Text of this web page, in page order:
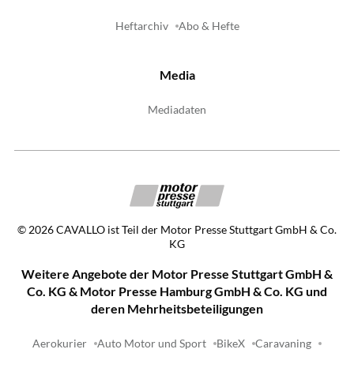
Heftarchiv Abo & Hefte
Media
Mediadaten
© 2026CAVALLO ist Teil der Motor Presse Stuttgart GmbH & Co.
KG
Weitere Angebote der Motor Presse Stuttgart GmbH &
Co. KG & Motor Presse Hamburg GmbH & Co. KG und
deren Mehrheitsbeteiligungen
Aerokurier Auto Motor und Sport BikeX Caravaning